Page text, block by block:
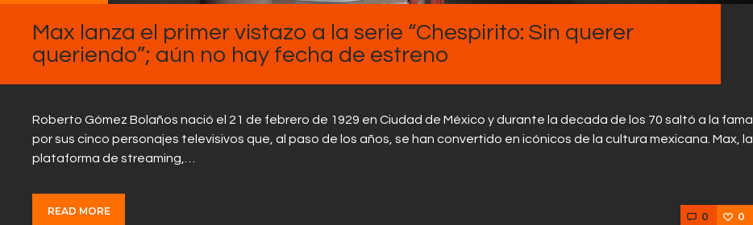
Max lanza el primer vistazo a la serie “Chespirito: Sin querer
queriendo”; aún no hay fecha de estreno
Roberto Gómez Bolaños nació el 21 de febrero de 1929 en Ciudad de México y durante la decada de los 70 saltó a la fama
por sus cinco personajes televisivos que, al paso de los años, se han convertido en icónicos de la cultura mexicana. Max, la
plataforma de streaming,…
READ MORE 0 0